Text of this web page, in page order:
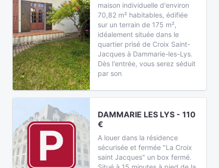
maison individuelle d'environ
70,82 m² habitables, édifiée
sur un terrain de 175 m²,
idéalement située dans le
quartier prisé de Croix Saint-
Jacques à Dammarie-les-Lys.
Dès l'entrée, vous serez séduit
par son
DAMMARIE LES LYS - 110
€
A louer dans la résidence
sécurisée et fermée "La Croix
saint Jacques" un box fermé.